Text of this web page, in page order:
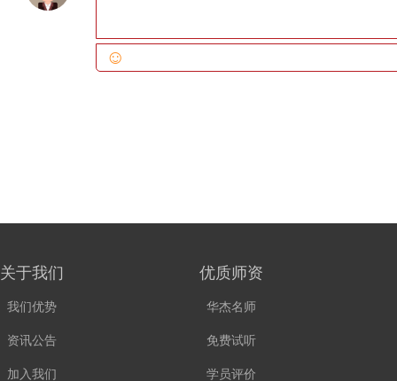
☺
关于我们
我们优势
资讯公告
加入我们
优质师资
华杰名师
免费试听
学员评价